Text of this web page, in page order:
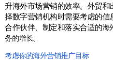
升海外市场营销的效率。外贸
择数字营销机构时需要考虑的
合作伙伴、制定和落实合适的海
务的增长。
考虑你的海外营销推广目标